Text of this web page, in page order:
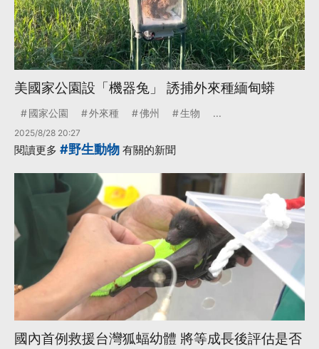
美國家公園設「機器兔」 誘捕外來種緬甸蟒
國家公園 外來種 佛州 生物 ...
2025/8/28 20:27
閱讀更多 #野生動物 有關的新聞
國內首例救援台灣狐蝠幼體 將等成長後評估是否